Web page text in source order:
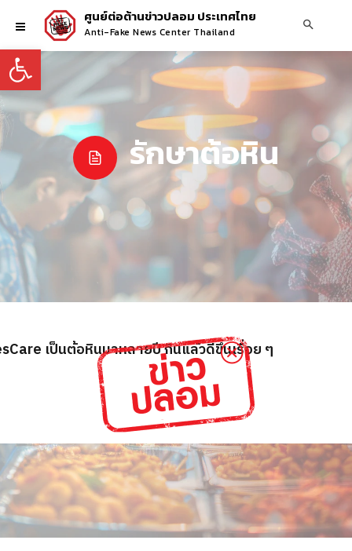
Open toolbar
ศูนย์ต่อต้านข่าวปลอม ประเทศไทย
Anti-Fake News Center Thailand
รักษาต้อหิน
เป็นต้อหินมาหลายปี กินแล้วดีขึ้นเรื่อย ๆ